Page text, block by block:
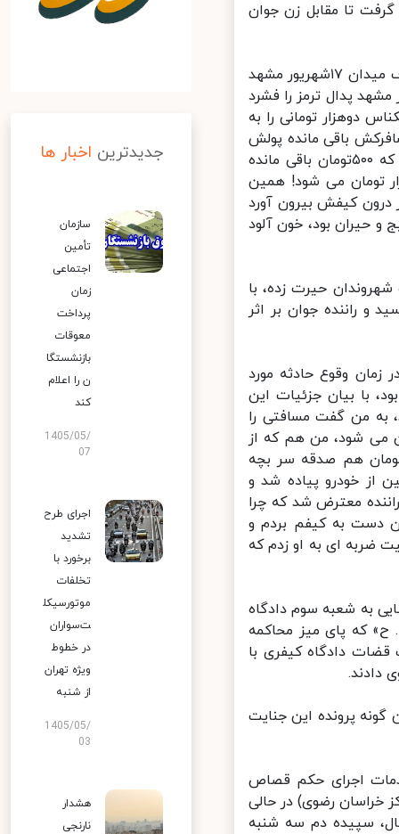
تا مقابل زن جوان
لحظاتی بعد، زن مذکور به همراه فرزندانش سوار خودرو شد و راننده به طرف میدان ۱۷شهریور مشهد
وقتی راننده ۴۰ساله در خیابان ۱۷شهریور مشهد پدال ترمز را فشرد
دوهزار تومانی را به
باقی مانده پولش
را به او بازگرداند اما وقتی دید راننده قصد حرکت دارد، به او اعتراض کرد که ۵۰۰تومان باقی مانده
تومان می شود! همین
زن ۳۸ساله چاقویی را از درون کیفش بیرون آورد
حیران بود، خون آلود
به راه افتاد و شهروندان حیرت زده، با
و راننده جوان بر اثر
وقوع حادثه مورد
بود، با بیان جزئیات این
به من گفت مسافتی را
می شود، من هم که از
جمله عصبانی شده بودم، او را نفرین کردم و گفتم «آن ۵۰۰تومان هم صدقه سر بچه
از خودرو پیاده شد و
معترض شد که چرا
دست به کیفم بردم و
ضربه ای به او زدم که
به شعبه سوم دادگاه
که پای میز محاکمه
دادگاه کیفری با
شد و این گونه پرونده این جنایت
اجرای حکم قصاص
رضوی) در حالی
حال، سپیده دم سه شنبه
جدیدترین اخبار ها
سازمان
تأمین
اجتماعی
زمان
پرداخت
معوقات
بازنشستگا
ن را اعلام
کند
1405/05/
07
اجرای طرح
تشدید
برخورد با
تخلفات
موتورسیکل
ت‌سواران
در خطوط
ویژه تهران
از شنبه
1405/05/
03
هشدار
نارنجی